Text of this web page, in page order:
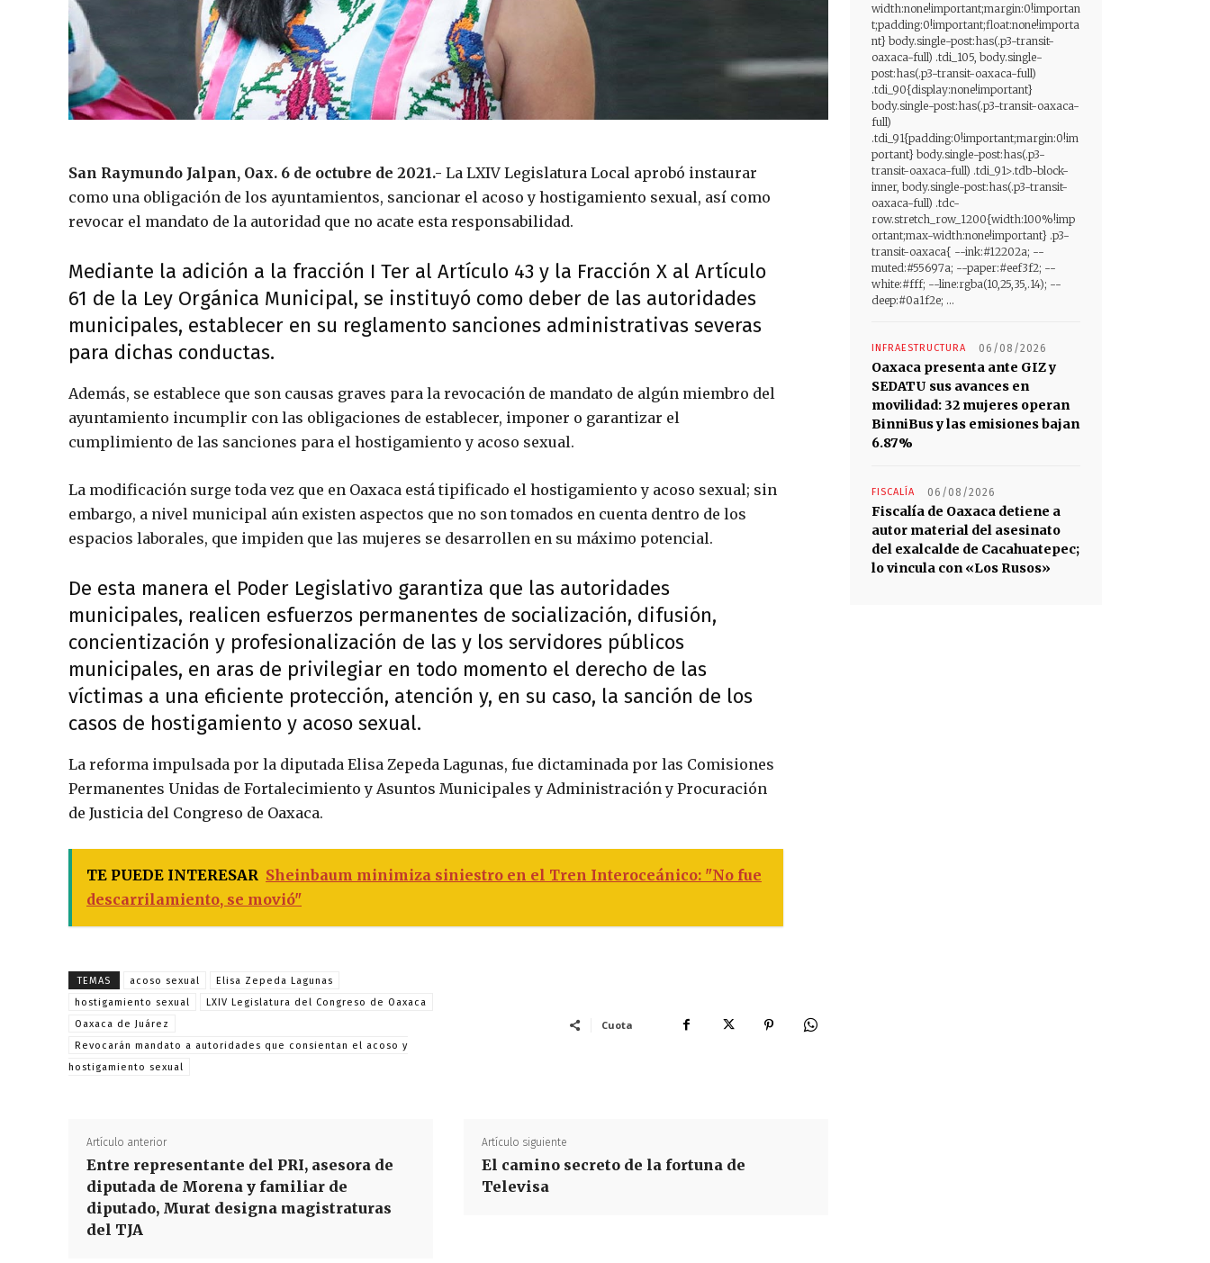
San Raymundo Jalpan, Oax. 6 de octubre de 2021.- La LXIV Legislatura Local aprobó instaurar
como una obligación de los ayuntamientos, sancionar el acoso y hostigamiento sexual, así como
revocar el mandato de la autoridad que no acate esta responsabilidad.
Mediante la adición a la fracción I Ter al Artículo 43 y la Fracción X al Artículo
61 de la Ley Orgánica Municipal, se instituyó como deber de las autoridades
municipales, establecer en su reglamento sanciones administrativas severas
para dichas conductas.
Además, se establece que son causas graves para la revocación de mandato de algún miembro del
ayuntamiento incumplir con las obligaciones de establecer, imponer o garantizar el
cumplimiento de las sanciones para el hostigamiento y acoso sexual.
La modificación surge toda vez que en Oaxaca está tipificado el hostigamiento y acoso sexual; sin
embargo, a nivel municipal aún existen aspectos que no son tomados en cuenta dentro de los
espacios laborales, que impiden que las mujeres se desarrollen en su máximo potencial.
De esta manera el Poder Legislativo garantiza que las autoridades
municipales, realicen esfuerzos permanentes de socialización, difusión,
concientización y profesionalización de las y los servidores públicos
municipales, en aras de privilegiar en todo momento el derecho de las
víctimas a una eficiente protección, atención y, en su caso, la sanción de los
casos de hostigamiento y acoso sexual.
La reforma impulsada por la diputada Elisa Zepeda Lagunas, fue dictaminada por las Comisiones
Permanentes Unidas de Fortalecimiento y Asuntos Municipales y Administración y Procuración
de Justicia del Congreso de Oaxaca.
TE PUEDE INTERESAR Sheinbaum minimiza siniestro en el Tren Interoceánico: "No fue
descarrilamiento, se movió"
TEMAS acoso sexual
Elisa Zepeda Lagunas
hostigamiento sexual
LXIV Legislatura del Congreso de Oaxaca
Oaxaca de Juárez
Revocarán mandato a autoridades que consientan el acoso y
hostigamiento sexual
Cuota
Artículo anterior
Entre representante del PRI, asesora de
diputada de Morena y familiar de
diputado, Murat designa magistraturas
del TJA
Artículo siguiente
El camino secreto de la fortuna de
Televisa
width:none!important;margin:0!importan
t;padding:0!important;float:none!importa
nt} body.single-post:has(.p3-transit-
oaxaca-full) .tdi_105, body.single-
post:has(.p3-transit-oaxaca-full)
.tdi_90{display:none!important}
body.single-post:has(.p3-transit-oaxaca-
full)
.tdi_91{padding:0!important;margin:0!im
portant} body.single-post:has(.p3-
transit-oaxaca-full) .tdi_91>.tdb-block-
inner, body.single-post:has(.p3-transit-
oaxaca-full) .tdc-
row.stretch_row_1200{width:100%!imp
ortant;max-width:none!important} .p3-
transit-oaxaca{ --ink:#12202a; --
muted:#55697a; --paper:#eef3f2; --
white:#fff; --line:rgba(10,25,35,.14); --
deep:#0a1f2e; ...
INFRAESTRUCTURA 06/08/2026
Oaxaca presenta ante GIZ y
SEDATU sus avances en
movilidad: 32 mujeres operan
BinniBus y las emisiones bajan
6.87%
FISCALÍA 06/08/2026
Fiscalía de Oaxaca detiene a
autor material del asesinato
del exalcalde de Cacahuatepec;
lo vincula con «Los Rusos»